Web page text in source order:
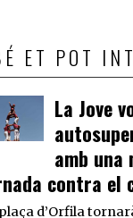
ET POT
La Jove
amb una
contra el
d’Orfila